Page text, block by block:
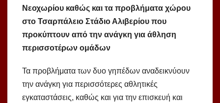
Νεοχωρίου καθώς και τα προβλήματα χώρου
στο Τσαρπάλειο Στάδιο Αλιβερίου που
προκύπτουν από την ανάγκη για άθληση
περισσοτέρων ομάδων
Τα προβλήματα των δυο γηπέδων αναδεικνύουν
την ανάγκη για περισσότερες αθλητικές
εγκαταστάσεις, καθώς και για την επισκευή και